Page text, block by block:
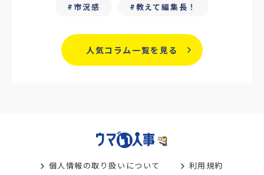
#人材の見極め方 #面接評価シート
#戦略人事 #業界別
#働き方改革 #労務 #リーダーシップ
#GPA #学歴フィルター
#離職防止策 #新人教育 #性格別
市況感 教えて編集長！
人気コラム一覧を見る
個人情報の取り扱いについて 利用規約